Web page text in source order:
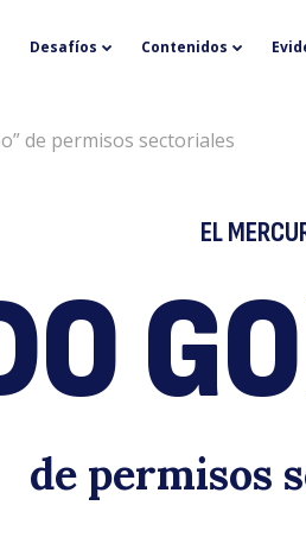
Desafíos Contenidos
de permisos sectoriales
EL
de permisos